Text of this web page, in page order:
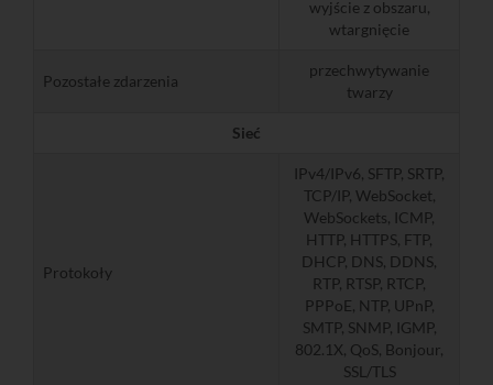
wyjście z obszaru,
wtargnięcie
Pozostałe zdarzenia
przechwytywanie
twarzy
Sieć
Protokoły
IPv4/IPv6, SFTP, SRTP,
TCP/IP, WebSocket,
WebSockets, ICMP,
HTTP, HTTPS, FTP,
DHCP, DNS, DDNS,
RTP, RTSP, RTCP,
PPPoE, NTP, UPnP,
SMTP, SNMP, IGMP,
802.1X, QoS, Bonjour,
SSL/TLS